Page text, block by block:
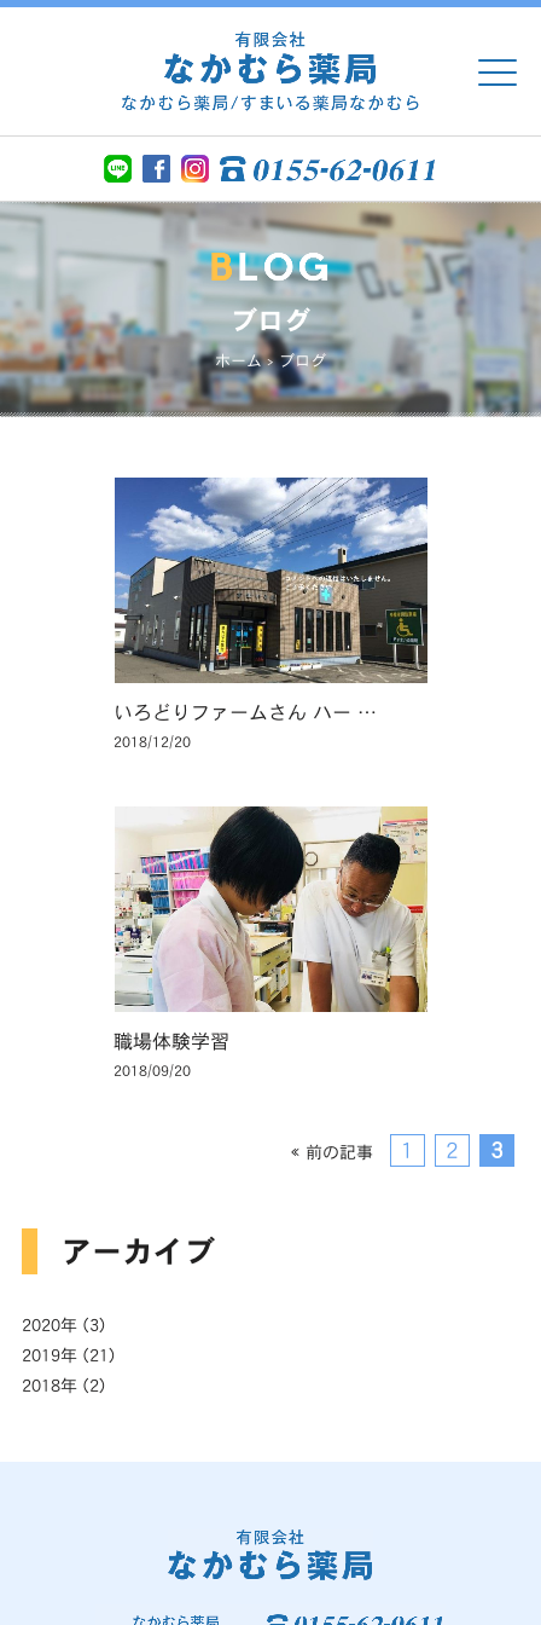
ブログ
ホーム>ブログ
いろどりファームさん ハー …
2018/12/20
職場体験学習
2018/09/20
« 前の記事 1 2 3
アーカイブ
2020年(3)
2019年(21)
2018年(2)